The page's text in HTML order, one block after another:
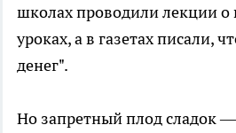
школах проводили лекции о
уроках, а в газетах писали,
денег".
Но запретный плод сладок